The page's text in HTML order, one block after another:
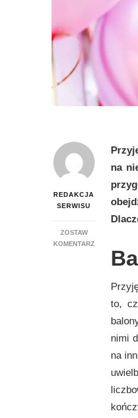
REDAKCJA
SERWISU
ZOSTAW
KOMENTARZDO
BALONOWE
URODZINY
TYLKO
na
to,
nimi
na